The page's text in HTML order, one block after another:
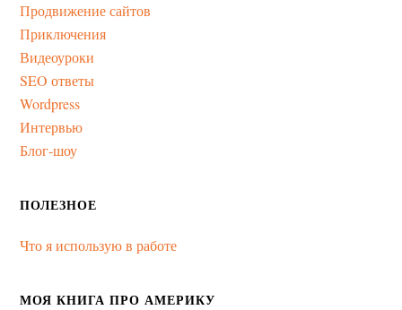
Продвижение сайтов
Приключения
Видеоуроки
SEO ответы
Wordpress
Интервью
Блог-шоу
ПОЛЕЗНОЕ
Что я использую в работе
МОЯ КНИГА ПРО АМЕРИКУ